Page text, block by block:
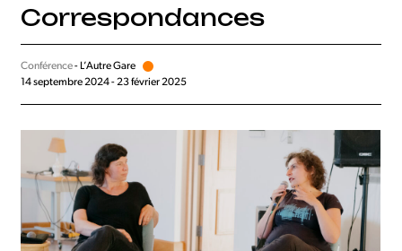
Correspondances
Conférence- L’Autre Gare
14 septembre 2024 - 23 février 2025